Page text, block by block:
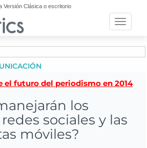
Versión Clásica o escritorio
Toggle
el futuro del periodismo en 2014
los
sociales y las
móviles?